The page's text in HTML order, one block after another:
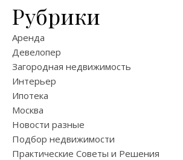
Рубрики
Аренда
Девелопер
Загородная недвижимость
Интерьер
Ипотека
Москва
Новости разные
Подбор недвижимости
Практические Советы и Решения